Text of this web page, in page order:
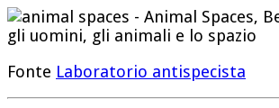
Fonte Laboratorio antispecista